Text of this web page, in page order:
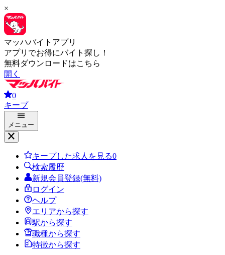
×
マッハバイトアプリ
アプリでお得にバイト探し！
無料ダウンロードはこちら
開く
0
キープ
メニュー
キープした求人を見る0
検索履歴
新規会員登録(無料)
ログイン
ヘルプ
エリアから探す
駅から探す
職種から探す
特徴から探す